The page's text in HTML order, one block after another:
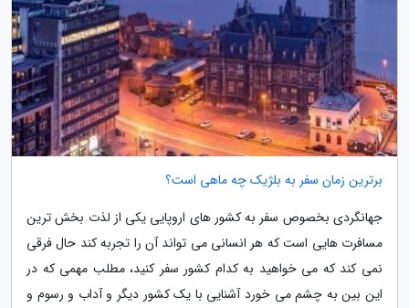
برترین زمان سفر به بلژیک چه ماهی است؟
جهانگردی بخصوص سفر به کشور های اروپایی یکی از لذت بخش ترین
مسافرت هایی است که هر انسانی می تواند آن را تجربه کند حال فرقی
نمی کند که می خواهید به کدام کشور سفر کنید، مطلب مهمی که در
این بین به چشم می خورد آشنایی با یک کشور دیگر و آداب و رسوم و